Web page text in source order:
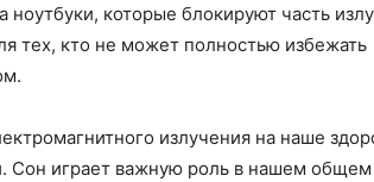
которые блокируют часть
тех, кто не может полностью избежать
излучения на наше
Сон играет важную роль в нашем общем